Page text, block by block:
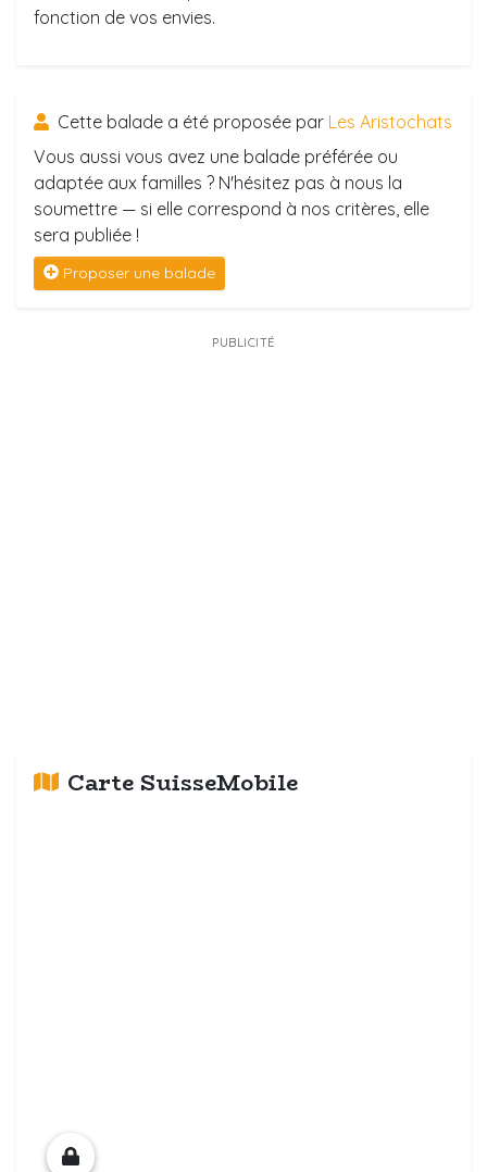
fonction de vos envies.
Cette balade a été proposée par Les Aristochats
Vous aussi vous avez une balade préférée ou
adaptée aux familles ? N'hésitez pas à nous la
soumettre — si elle correspond à nos critères, elle
sera publiée !
Proposer une balade
PUBLICITÉ
Carte SuisseMobile